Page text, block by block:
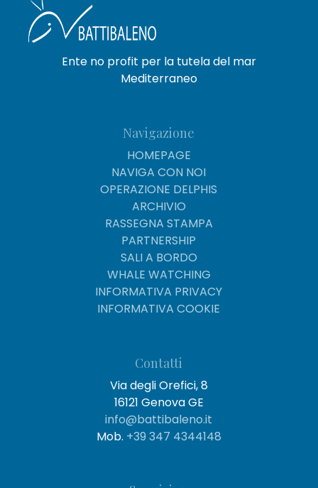
Ente no profit per la tutela del mar
Mediterraneo
Navigazione
HOMEPAGE
NAVIGA CON NOI
OPERAZIONE DELPHIS
ARCHIVIO
RASSEGNA STAMPA
PARTNERSHIP
SALI A BORDO
WHALE WATCHING
INFORMATIVA PRIVACY
INFORMATIVA COOKIE
Contatti
Via degli Orefici, 8
16121 Genova GE
info@battibaleno.it
Mob. +39 347 4344148